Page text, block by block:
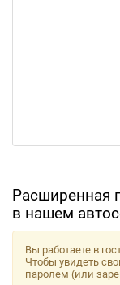
Расширенная
в нашем
Вы работаете в
Чтобы увидеть
паролем (или